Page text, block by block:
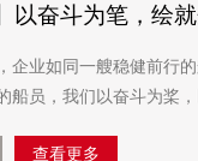
以奋斗为笔，绘
企业如同一艘稳健前行
船员，我们以奋斗为桨，
作的每一份坚守里。 企业的发展，
查看更多